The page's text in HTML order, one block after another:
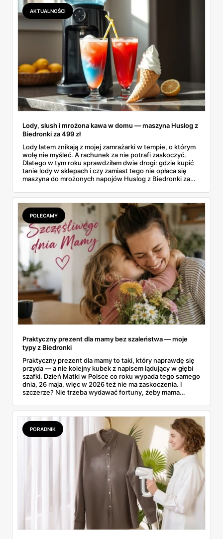
AKTUALNOŚCI
Lody, slush i mrożona kawa w domu — maszyna Huslog z
Biedronki za 499 zł
Lody latem znikają z mojej zamrażarki w tempie, o którym
wolę nie myśleć. A rachunek za nie potrafi zaskoczyć.
Dlatego w tym roku sprawdziłam dwie drogi: gdzie kupić
tanie lody w sklepach i czy zamiast tego nie opłaca się
maszyna do mrożonych napojów Huslog z Biedronki za
kawę w domu, bez wychodzenia po nie do sklepu.
Postanowiłam policzyć, kiedy naprawdę się to zwraca.
POLECAMY
Praktyczny prezent dla mamy bez szaleństwa — moje
typy z Biedronki
Praktyczny prezent dla mamy to taki, który naprawdę się
przyda — a nie kolejny kubek z napisem lądujący w głębi
szafki. Dzień Matki w Polsce co roku wypada tego samego
dnia, 26 maja, więc w 2026 też nie ma zaskoczenia. I
szczerze? Nie trzeba wydawać fortuny, żeby mama
ważną od 21 do 30 maja i wynotowałam to, co sama
wrzuciłabym do koszyka bez wahania: kosmetyki, perfumy
i drobiazgi, które kobiety faktycznie zużywają. Ceny
zaczynają się od kilkunastu złotych, a efekt bywa lepszy
niż niejeden droższy zestaw.
PORADNIK